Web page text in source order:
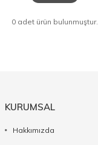
0 adet ürün bulunmuştur.
KURUMSAL
Hakkımızda